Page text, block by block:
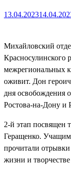
13.04.2023
Михайловский
Красносулинского
межрегиональных
оживит. Дон
дня освобождения
Ростова-на-Дону и
2-й этап посвящен
Геращенко.
прочитали отрывки
жизни и творчестве